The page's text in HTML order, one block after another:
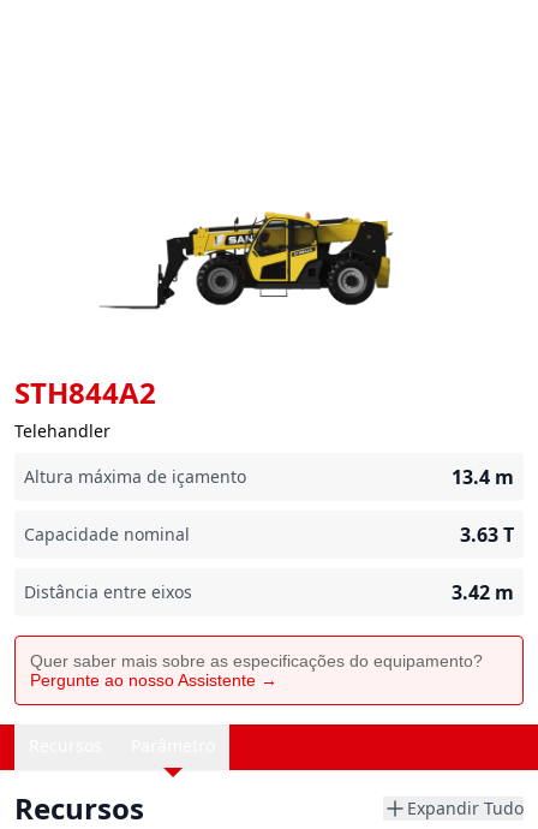
STH844A2
Telehandler
Altura máxima de içamento
13.4 m
Capacidade nominal 3.63T
Distância entre eixos 3.42 m
Quer saber mais sobre as especificações do equipamento?
Pergunte ao nosso Assistente →
Recursos Expandir Tudo